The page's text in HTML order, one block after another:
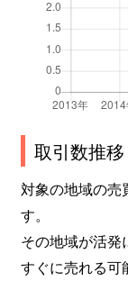
取引数推移
対象の地域の売
す。
その地域が活
すぐに売れる可